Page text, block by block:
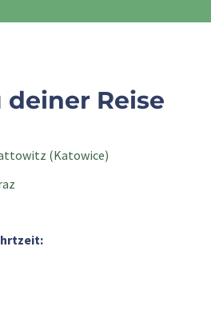
deiner Reise
(Katowice)